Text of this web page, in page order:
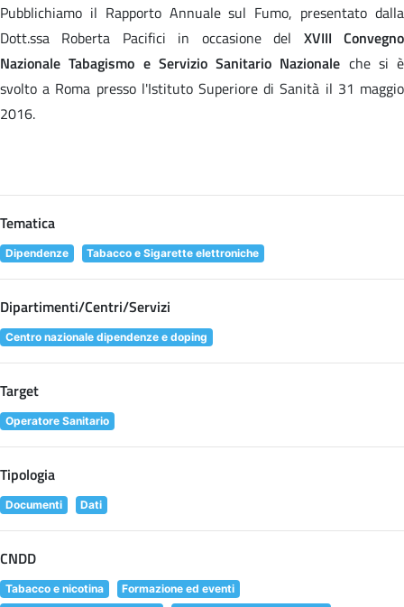
Pubblichiamo il Rapporto Annuale sul Fumo, presentato dalla
Dott.ssa Roberta Pacifici in occasione del XVIII Convegno
Nazionale Tabagismo e Servizio Sanitario Nazionale che si è
svolto a Roma presso l'Istituto Superiore di Sanità il 31 maggio
2016.
Tematica
Dipendenze Tabacco e Sigarette elettroniche
Dipartimenti/Centri/Servizi
Centro nazionale dipendenze e doping
Target
Operatore Sanitario
Tipologia
Documenti Dati
CNDD
Tabacco e nicotina
Formazione ed eventi